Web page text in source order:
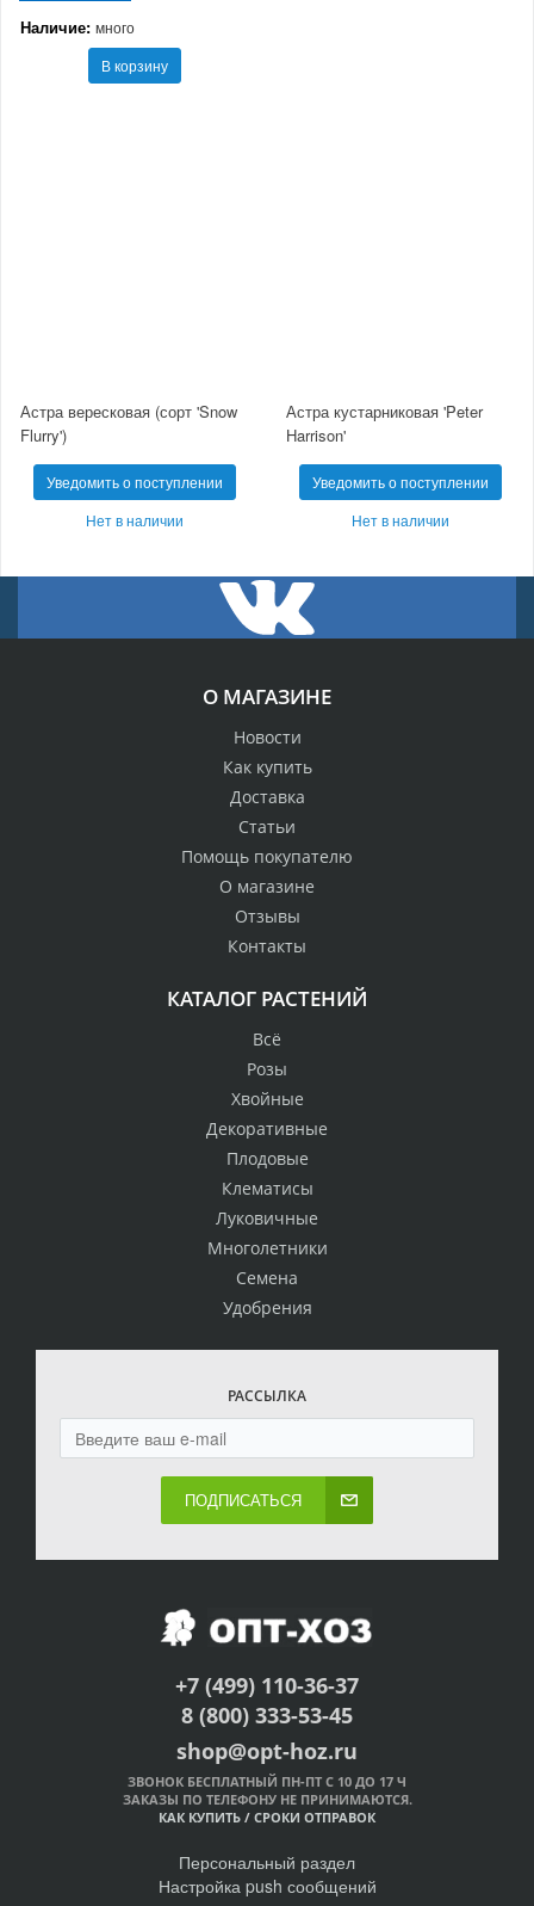
Наличие: много
В корзину
Астра вересковая (сорт 'Snow
Flurry')
Уведомить о поступлении
Нет в наличии
Астра кустарниковая 'Peter
Harrison'
Уведомить о поступлении
Нет в наличии
О МАГАЗИНЕ
Новости
Как купить
Доставка
Статьи
Помощь покупателю
О магазине
Отзывы
Контакты
КАТАЛОГ РАСТЕНИЙ
Всё
Розы
Хвойные
Декоративные
Плодовые
Клематисы
Луковичные
Многолетники
Семена
Удобрения
РАССЫЛКА
ПОДПИСАТЬСЯ
+7 (499) 110-36-37
8 (800) 333-53-45
shop@opt-hoz.ru
ЗВОНОК БЕСПЛАТНЫЙ ПН-ПТ С 10 ДО 17 Ч
ЗАКАЗЫ ПО ТЕЛЕФОНУ НЕ ПРИНИМАЮТСЯ.
КАК КУПИТЬ / СРОКИ ОТПРАВОК
Персональный раздел
Настройка push сообщений